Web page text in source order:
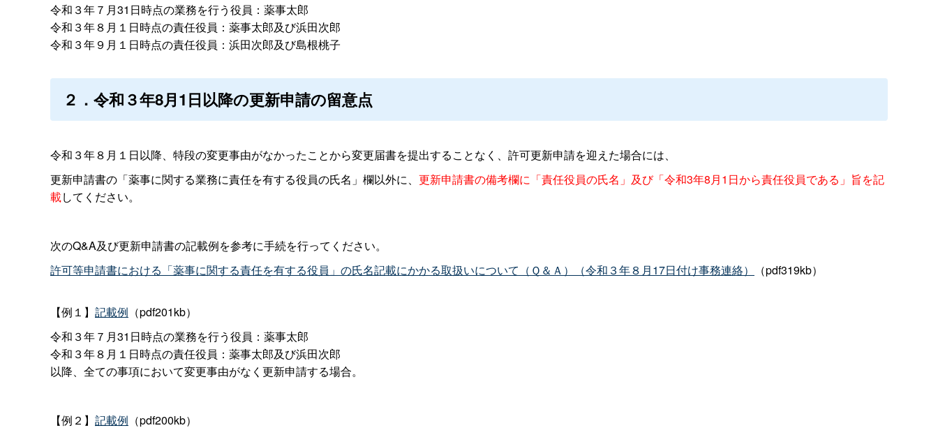
令和３年７月31日時点の業務を行う役員：薬事太郎
令和３年８月１日時点の責任役員：薬事太郎及び浜田次郎
令和３年９月１日時点の責任役員：浜田次郎及び島根桃子
２．令和３年8月1日以降の更新申請の留意点
令和３年８月１日以降、特段の変更事由がなかったことから変更届書を提出することなく、許可更新申請を迎えた場合には、
更新申請書の「薬事に関する業務に責任を有する役員の氏名」欄以外に、 更新申請書の備考欄に「責任役員の氏名」及び「令和3年8月1日から責任役員である」旨を記
載してください。
次のQ&A及び更新申請書の記載例を参考に手続を行ってください。
許可等申請書における「薬事に関する責任を有する役員」の氏名記載にかかる取扱いについて（Ｑ＆Ａ）（令和３年８月17日付け事務連絡）
（pdf319kb）
【例１】 記載例 （pdf201kb）
令和３年７月31日時点の業務を行う役員：薬事太郎
令和３年８月１日時点の責任役員：薬事太郎及び浜田次郎
以降、全ての事項において変更事由がなく更新申請する場合。
【例２】 記載例 （pdf200kb）